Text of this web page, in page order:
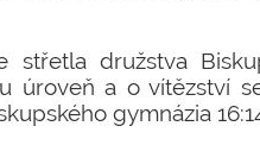
družstva
úroveň a o vítězství
gymnázia